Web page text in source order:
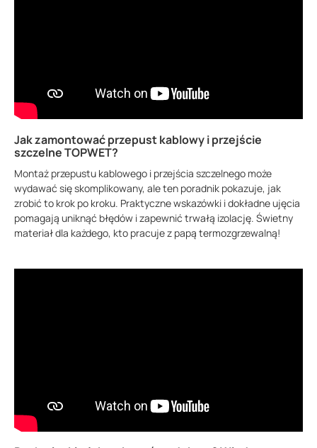
Jak zamontować przepust kablowy i przejście
szczelne TOPWET?
Montaż przepustu kablowego i przejścia szczelnego może
wydawać się skomplikowany, ale ten poradnik pokazuje, jak
zrobić to krok po kroku. Praktyczne wskazówki i dokładne ujęcia
pomagają uniknąć błędów i zapewnić trwałą izolację. Świetny
materiał dla każdego, kto pracuje z papą termozgrzewalną!